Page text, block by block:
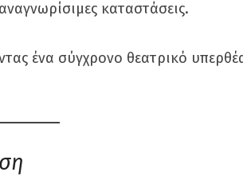
καταστάσεις.
ένα σύγχρονο θεατρικό